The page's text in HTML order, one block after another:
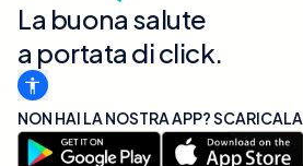
La buona salute
a portata di click.
NON HAI LA NOSTRA APP? SCARICALA